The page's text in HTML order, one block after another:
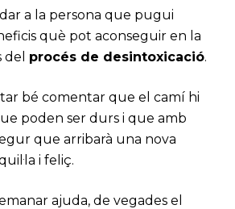
a la persona que pugui
què pot aconseguir en la
del procés de desintoxicació.
bé comentar que el camí hi
poden ser durs i que amb
que arribarà una nova
i feliç.
ajuda, de vegades el